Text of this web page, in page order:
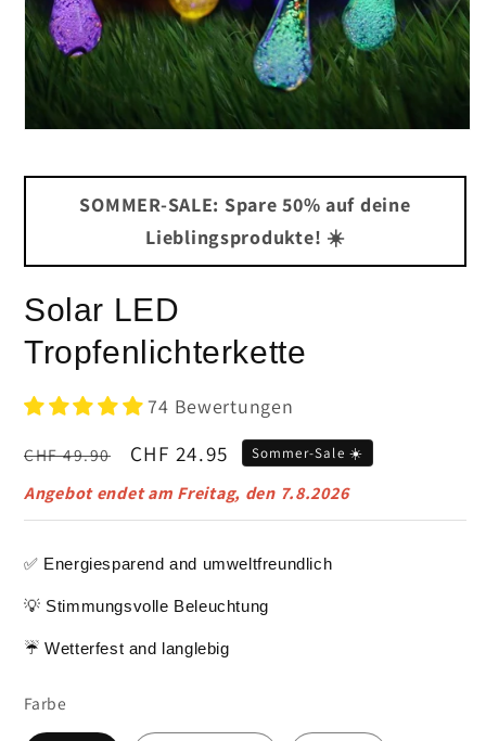
SOMMER-SALE: Spare 50% auf deine
Lieblingsprodukte! ☀️
Solar LED
Tropfenlichterkette
74 Bewertungen
Normaler
Preis
CHF 49.90 Verkaufspreis
CHF 24.95 Sommer-Sale ☀️
Angebot endet am Freitag, den 7.8.2026
✅ Energiesparend and umweltfreundlich
💡 Stimmungsvolle Beleuchtung
☔ Wetterfest and langlebig
Farbe